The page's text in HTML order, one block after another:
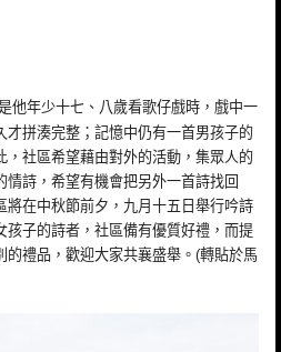
他年少十七、八歲看歌仔戲時，戲中一
才拼湊完整；記憶中仍有一首男孩子的
，社區希望藉由對外的活動，集眾人的
詩，希望有機會把另外一首詩找回
將在中秋節前夕，九月十五日舉行吟詩
孩子的詩者，社區備有優質好禮，而提
禮品，歡迎大家共襄盛舉。 (轉貼於馬